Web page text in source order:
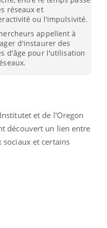
réseaux et
ou l'impulsivité.
appellent à
d'instaurer des
d'âge pour l'utilisation
et de l'Oregon
découvert un lien entre
sociaux et certains